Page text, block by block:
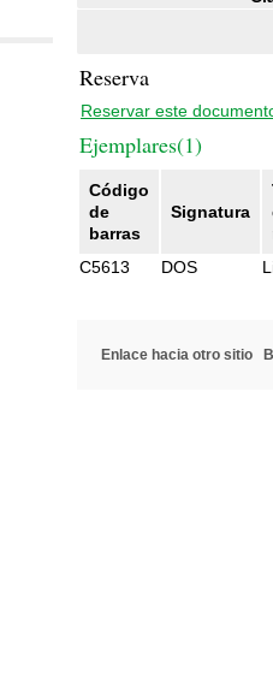
Reserva
Reservar este
Ejemplares(1)
Código
de
barras
Signatura
C5613
DOS
Enlace hacia otro sitio